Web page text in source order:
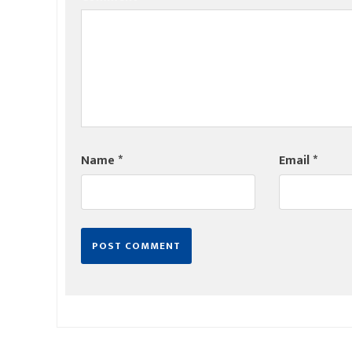
Name* Email*